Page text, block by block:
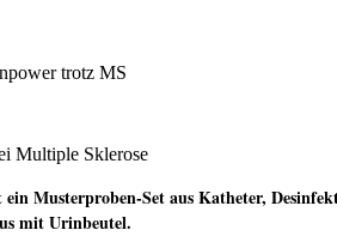
Musterproben-Set aus Katheter,
mit Urinbeutel.